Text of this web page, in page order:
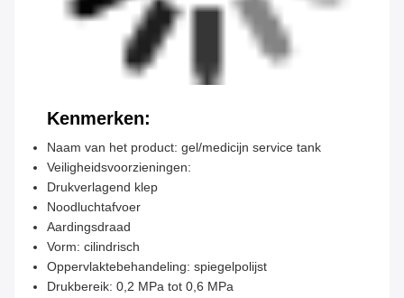
Kenmerken:
Naam van het product: gel/medicijn service tank
Veiligheidsvoorzieningen:
Drukverlagend klep
Noodluchtafvoer
Aardingsdraad
Vorm: cilindrisch
Oppervlaktebehandeling: spiegelpolijst
Drukbereik: 0,2 MPa tot 0,6 MPa